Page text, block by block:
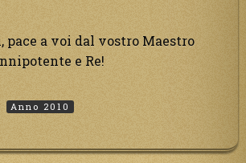
pace a voi dal vostro Maestro
e Re!
Anno 2010